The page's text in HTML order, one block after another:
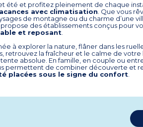
été et profitez pleinement de chaque
avec climatisation . Que vous
de montagne ou du charme d’une
des établissements conçus pour
et reposant
à explorer la nature, flâner dans les
retrouvez la fraîcheur et le calme de
absolue. En famille, en couple ou
permettent de combiner découverte et
placées sous le signe du confort